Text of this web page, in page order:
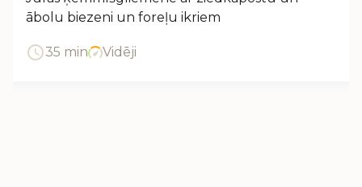
ābolu biezeni un foreļu ikriem
35 min Vidēji